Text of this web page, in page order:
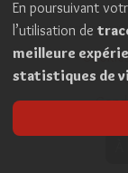
En poursuivant
l’utilisation de
meilleure
statistiques de